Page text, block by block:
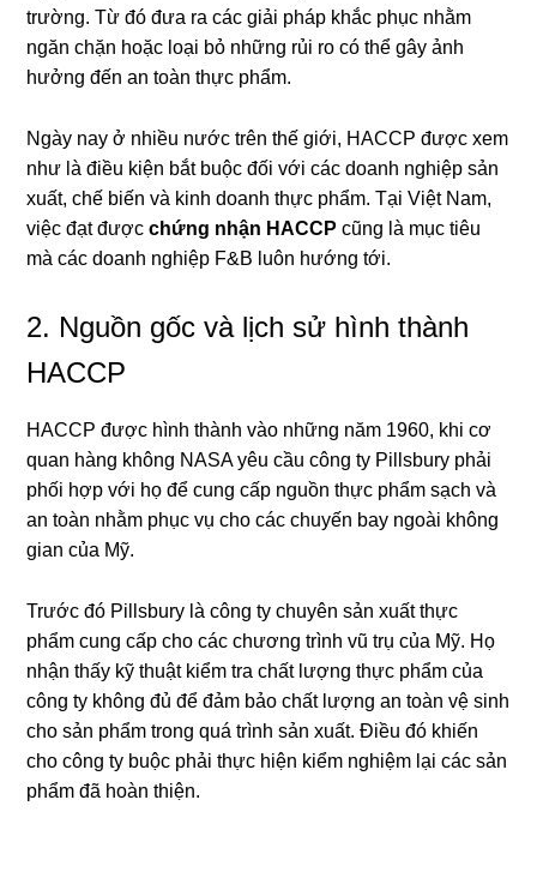
trường. Từ đó đưa ra các giải pháp khắc phục nhằm
ngăn chặn hoặc loại bỏ những rủi ro có thể gây ảnh
hưởng đến an toàn thực phẩm.
Ngày nay ở nhiều nước trên thế giới, HACCP được xem
như là điều kiện bắt buộc đối với các doanh nghiệp sản
xuất, chế biến và kinh doanh thực phẩm. Tại Việt Nam,
việc đạt đượcchứng nhận HACCP cũng là mục tiêu
mà các doanh nghiệp F&B luôn hướng tới.
2. Nguồn gốc và lịch sử hình thành
HACCP
HACCP được hình thành vào những năm 1960, khi cơ
quan hàng không NASA yêu cầu công ty Pillsbury phải
phối hợp với họ để cung cấp nguồn thực phẩm sạch và
an toàn nhằm phục vụ cho các chuyến bay ngoài không
gian của Mỹ.
Trước đó Pillsbury là công tychuyên sản xuất thực
phẩm cung cấp cho các chương trình vũ trụ của Mỹ. Họ
nhận thấy kỹ thuật kiểm tra chất lượng thực phẩm của
công ty không đủ để đảm bảo chất lượng an toàn vệ sinh
cho sản phẩm trong quá trình sản xuất. Điều đó khiến
cho công ty buộc phải thực hiện kiểm nghiệm lại các sản
phẩm đã hoàn thiện.